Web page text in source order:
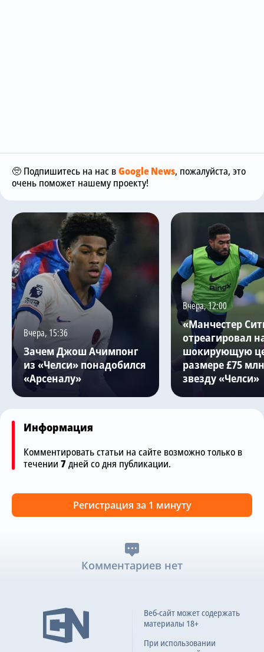
🥺 Подпишитесь на нас вGoogle News, пожалуйста, это
очень поможет нашему проекту!
Вчера, 15:36
Зачем Джош Ачимпонг
из «Челси» понадобился
«Арсеналу»
Вчера, 12:00
«Манчестер
отреагировал
шокирующую
размере £75
звезду «Челси»
Информация
Комментировать статьи на сайте возможно только в
течении 7дней со дня публикации.
Регистрация за 1 минуту
Комментариев нет
Веб-сайт может содержать
материалы 18+
При использовании